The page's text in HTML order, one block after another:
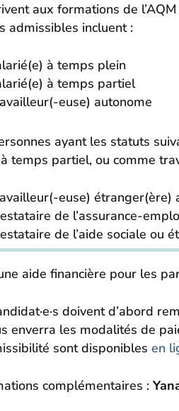
aux formations de
admissibles incluent :
à temps plein
à temps partiel
euse) autonome
ayant les statuts
temps partiel, ou comme
euse) étranger(ère)
de l’assurance-
de l’aide sociale ou
aide financière pour les
doivent d’abord
enverra les modalités de
sont disponibles en
complémentaires :